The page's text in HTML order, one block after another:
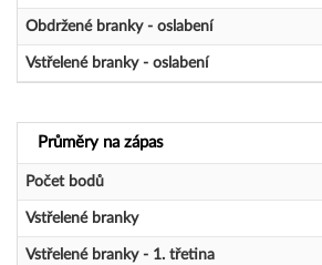
Obdržené branky - oslabení
Vstřelené branky - oslabení
Průměry na zápas
Počet bodů
Vstřelené branky
Vstřelené branky - 1. třetina